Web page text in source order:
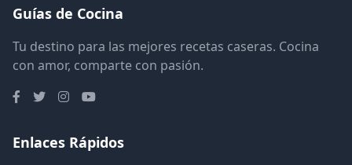
Guías de Cocina
Tu destino para las mejores recetas caseras. Cocina
con amor, comparte con pasión.
Enlaces Rápidos